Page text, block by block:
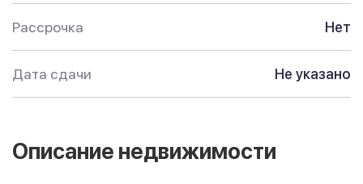
Рассрочка Нет
Дата сдачи Не указано
Описание недвижимости